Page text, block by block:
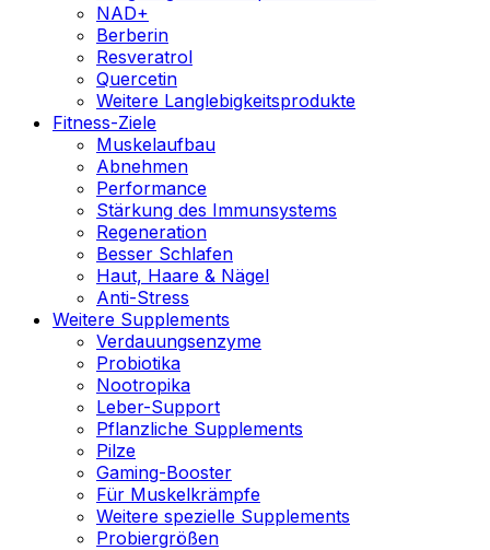
NAD+
Berberin
Resveratrol
Quercetin
Weitere Langlebigkeitsprodukte
Fitness-Ziele
Muskelaufbau
Abnehmen
Performance
Stärkung des Immunsystems
Regeneration
Besser Schlafen
Haut, Haare & Nägel
Anti-Stress
Weitere Supplements
Verdauungsenzyme
Probiotika
Nootropika
Leber-Support
Pflanzliche Supplements
Pilze
Gaming-Booster
Für Muskelkrämpfe
Weitere spezielle Supplements
Probiergrößen